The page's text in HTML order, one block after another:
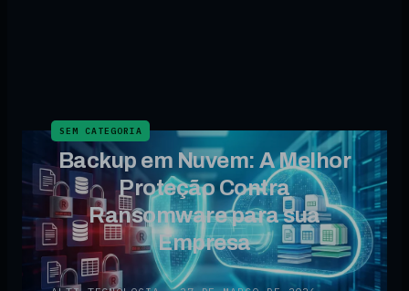
SEM CATEGORIA
Backup em Nuvem: A Melhor
Proteção Contra
Ransomware para sua
Empresa